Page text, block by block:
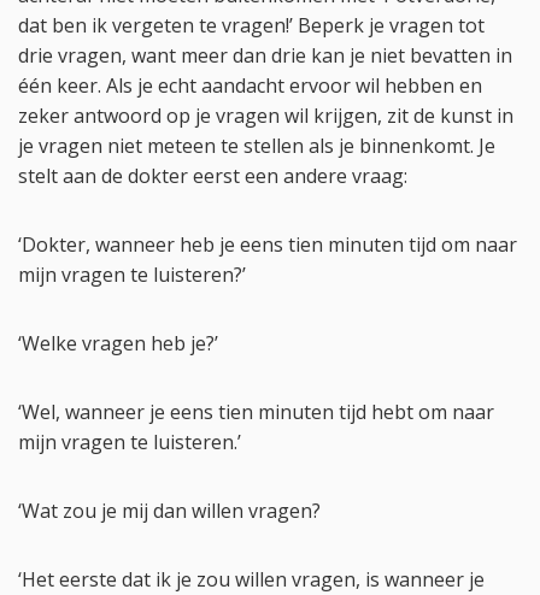
dat ben ik vergeten te vragen!’ Beperk je vragen tot
drie vragen, want meer dan drie kan je niet bevatten in
één keer. Als je echt aandacht ervoor wil hebben en
zeker antwoord op je vragen wil krijgen, zit de kunst in
je vragen niet meteen te stellen als je binnenkomt. Je
stelt aan de dokter eerst een andere vraag:
‘Dokter, wanneer heb je eens tien minuten tijd om naar
mijn vragen te luisteren?’
‘Welke vragen heb je?’
‘Wel, wanneer je eens tien minuten tijd hebt om naar
mijn vragen te luisteren.’
‘Wat zou je mij dan willen vragen?
‘Het eerste dat ik je zou willen vragen, is wanneer je